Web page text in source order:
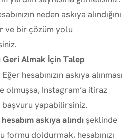
neden askıya alındığını
ve bir çözüm yolu
Geri Almak İçin Talep
Eğer hesabınızın askıya alınması
olmuşsa, Instagram’a itiraz
yapabilirsiniz.
askıya alındı şeklinde
formu doldurmak, hesabınızı